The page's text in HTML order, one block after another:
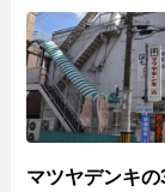
マツヤデンキ